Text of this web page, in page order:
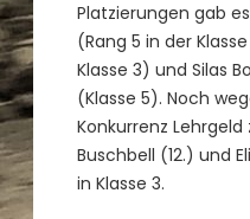
Platzierungen gab
(Rang 5 in der
Klasse 3) und Silas
(Klasse 5). Noch
Konkurrenz
Buschbell (12.) und
in Klasse 3.